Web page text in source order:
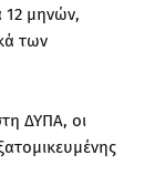
12 μηνών,
των
ΔΥΠΑ, οι